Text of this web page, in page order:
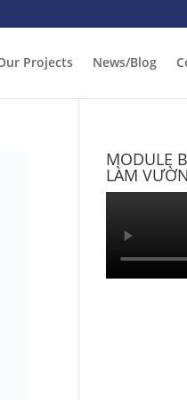
Projects News/Blog
MODULE
LÀM